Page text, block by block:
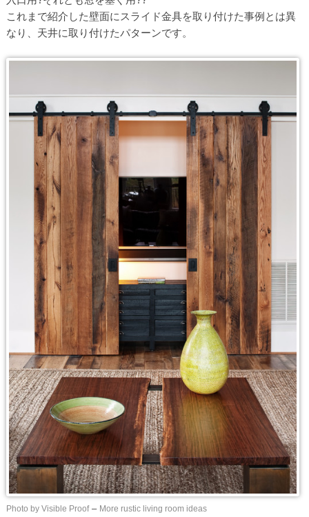
これまで紹介した壁面にスライド金具を取り付けた事例とは異
なり、天井に取り付けたパターンです。
Photo by Visible Proof– More rustic living room ideas